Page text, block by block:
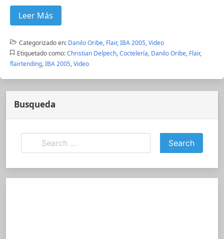
Leer Más
Categorizado en: Danilo Oribe, Flair,IBA 2005,Video
Etiquetado como: Christian Delpech,Coctelería, Danilo Oribe, Flair,
flairtending,IBA 2005,Video
Busqueda